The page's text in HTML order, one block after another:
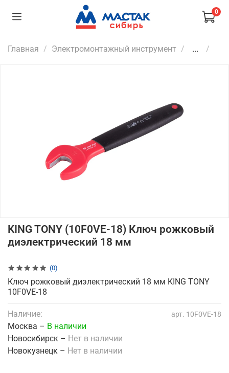
0
Главная Электромонтажный инструмент ...
(0)
арт. 10F0VE-18
KING TONY (10F0VE-18) Ключ рожковый
диэлектрический 18 мм
Наличие:
Москва – В наличии
Новосибирск – Нет в наличии
Новокузнецк – Нет в наличии
Ключ рожковый диэлектрический 18 мм KING TONY
10F0VE-18